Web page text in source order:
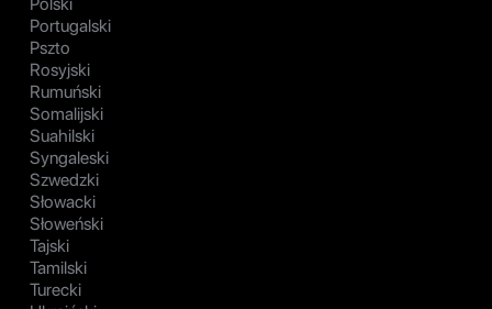
Portugalski
Pszto
Rosyjski
Rumuński
Somalijski
Suahilski
Syngaleski
Szwedzki
Słowacki
Słoweński
Tajski
Tamilski
Turecki